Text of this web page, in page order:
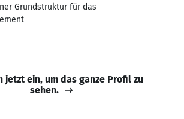
Grundstruktur für das
jetzt ein, um das ganze Profil zu
sehen.